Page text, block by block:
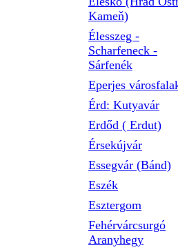
Kameň)
Élesszeg -
Scharfeneck -
Sárfenék
Eperjes
Érd: Kutyavár
Erdőd ( Erdut)
Érsekújvár
Essegvár (Bánd)
Eszék
Esztergom
Fehérvárcsurgó
Aranyhegy